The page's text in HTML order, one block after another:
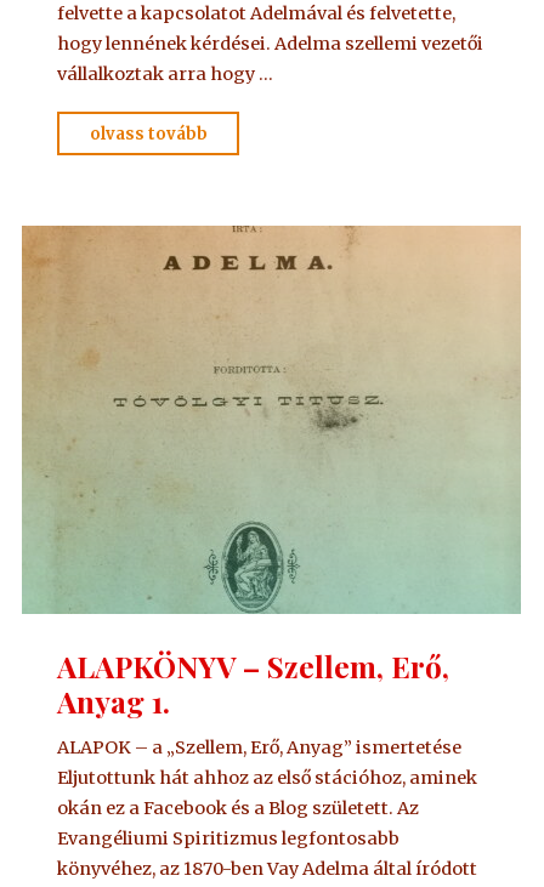
felvette a kapcsolatot Adelmával és felvetette,
hogy lennének kérdései. Adelma szellemi vezetői
vállalkoztak arra hogy …
olvass tovább
és
1.
–
19)
professzor"
ALAPKÖNYV – Szellem, Erő,
Anyag 1.
ALAPOK – a „Szellem, Erő, Anyag” ismertetése
Eljutottunk hát ahhoz az első stációhoz, aminek
okán ez a Facebook és a Blog született. Az
Evangéliumi Spiritizmus legfontosabb
könyvéhez, az 1870-ben Vay Adelma által íródott